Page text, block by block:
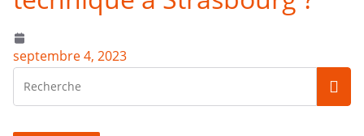
septembre 4, 2023